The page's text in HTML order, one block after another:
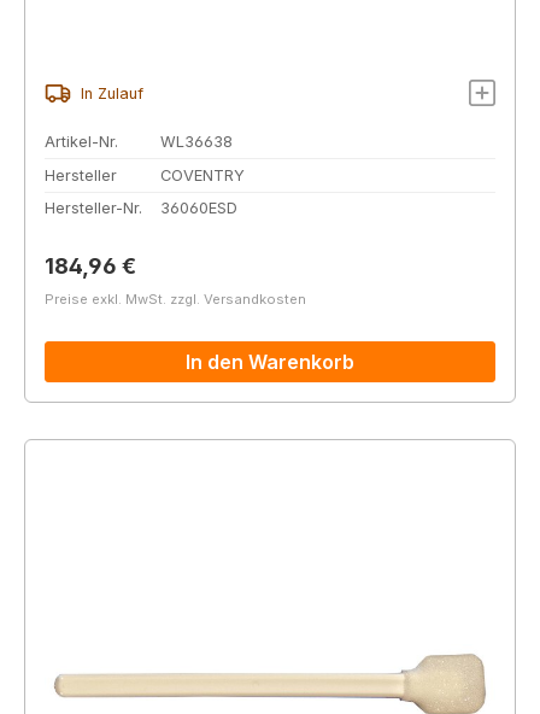
In Zulauf
Artikel-Nr.
WL36638
Hersteller
COVENTRY
Hersteller-Nr.
36060ESD
Regulärer Preis:
184,96 €
Preise exkl. MwSt. zzgl. Versandkosten
In den Warenkorb